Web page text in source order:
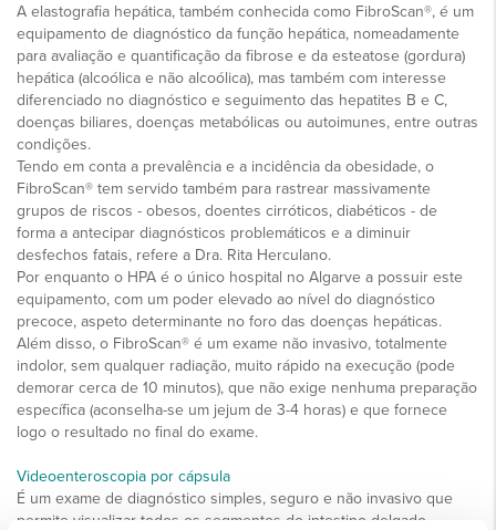
A elastografia hepática, também conhecida como FibroScan®, é um
equipamento de diagnóstico da função hepática, nomeadamente
para avaliação e quantificação da fibrose e da esteatose (gordura)
hepática (alcoólica e não alcoólica), mas também com interesse
diferenciado no diagnóstico e seguimento das hepatites B e C,
doenças biliares, doenças metabólicas ou autoimunes, entre outras
condições.
Tendo em conta a prevalência e a incidência da obesidade, o
FibroScan® tem servido também para rastrear massivamente
grupos de riscos - obesos, doentes cirróticos, diabéticos - de
forma a antecipar diagnósticos problemáticos e a diminuir
desfechos fatais, refere a Dra. Rita Herculano.
Por enquanto o HPA é o único hospital no Algarve a possuir este
equipamento, com um poder elevado ao nível do diagnóstico
precoce, aspeto determinante no foro das doenças hepáticas.
Além disso, o FibroScan® é um exame não invasivo, totalmente
indolor, sem qualquer radiação, muito rápido na execução (pode
demorar cerca de 10 minutos), que não exige nenhuma preparação
específica (aconselha-se um jejum de 3-4 horas) e que fornece
logo o resultado no final do exame.
Videoenteroscopia por cápsula
É um exame de diagnóstico simples, seguro e não invasivo que
permite visualizar todos os segmentos do intestino delgado.